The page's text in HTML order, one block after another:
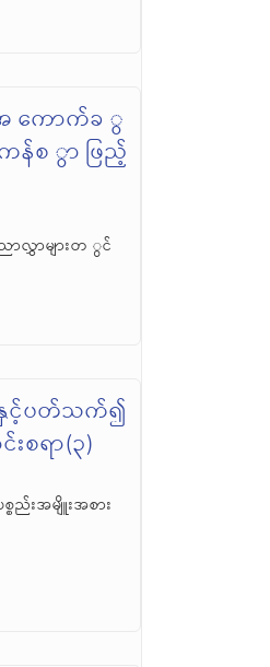
အ ကောက်ခ
ကန်စ ွာ ဖြည့်
လွှာများတ ွင်
းနှင့်ပတ်သက်၍
းစရာ(၃)
ည်းအမျိူးအစား